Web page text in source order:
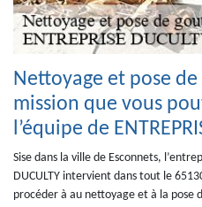
Nettoyage et pose
mission que vous
l’équipe de
Sise dans la ville de Esconnets,
DUCULTY intervient dans tout le
procéder à au nettoyage et à la pose